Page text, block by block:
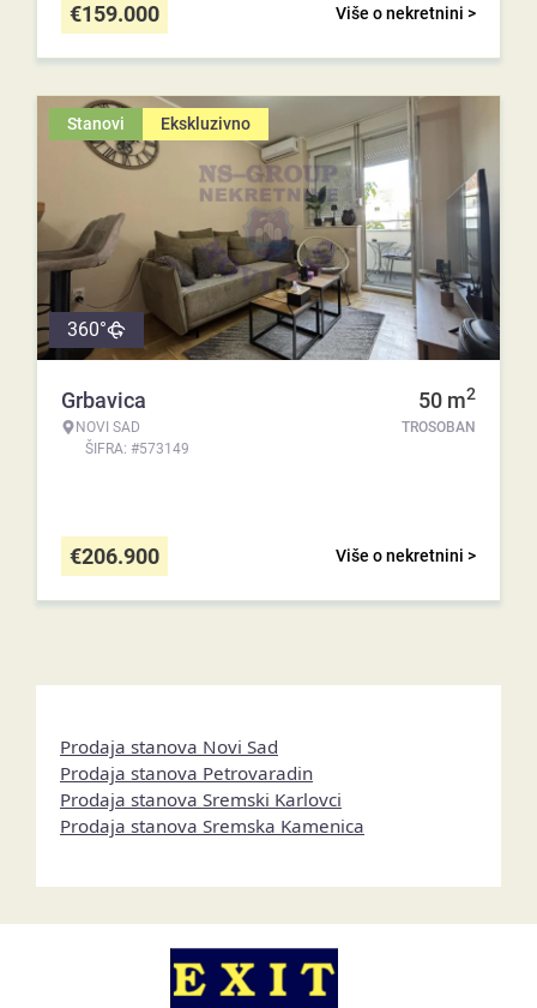
Više o nekretnini >
€159.000
Stanovi Ekskluzivno
360°
Grbavica
NOVI SAD
ŠIFRA: #573149
50 m2
TROSOBAN
Više o nekretnini >
€206.900
Prodaja stanova Novi Sad
Prodaja stanova Petrovaradin
Prodaja stanova Sremski Karlovci
Prodaja stanova Sremska Kamenica